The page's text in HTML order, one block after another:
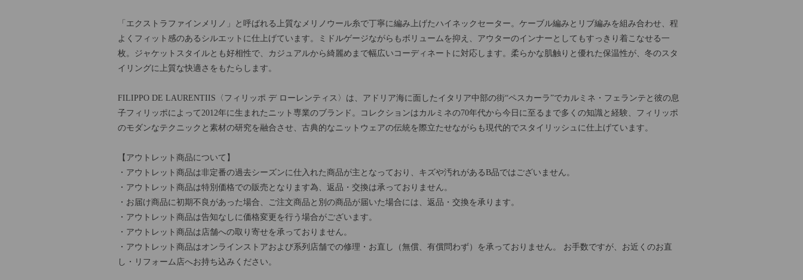
「エクストラファインメリノ」と呼ばれる上質なメリノウール糸で丁寧に編み上げたハイネックセーター。ケーブル編みとリブ編みを組み合わせ、程
よくフィット感のあるシルエットに仕上げています。ミドルゲージながらもボリュームを抑え、アウターのインナーとしてもすっきり着こなせる一
枚。ジャケットスタイルとも好相性で、カジュアルから綺麗めまで幅広いコーディネートに対応します。柔らかな肌触りと優れた保温性が、冬のスタ
イリングに上質な快適さをもたらします。
FILIPPO DE LAURENTIIS〈フィリッポ デ ローレンティス〉は、アドリア海に面したイタリア中部の街“ペスカーラ”でカルミネ・フェランテと彼の息
子フィリッポによって2012年に生まれたニット専業のブランド。コレクションはカルミネの70年代から今日に至るまで多くの知識と経験、フィリッポ
のモダンなテクニックと素材の研究を融合させ、古典的なニットウェアの伝統を際立たせながらも現代的でスタイリッシュに仕上げています。
【アウトレット商品について】
・アウトレット商品は非定番の過去シーズンに仕入れた商品が主となっており、キズや汚れがあるB品ではございません。
・アウトレット商品は特別価格での販売となります為、返品・交換は承っておりません。
・お届け商品に初期不良があった場合、ご注文商品と別の商品が届いた場合には、返品・交換を承ります。
・アウトレット商品は告知なしに価格変更を行う場合がございます。
・アウトレット商品は店舗への取り寄せを承っておりません。
・アウトレット商品はオンラインストアおよび系列店舗での修理・お直し（無償、有償問わず）を承っておりません。 お手数ですが、お近くのお直
し・リフォーム店へお持ち込みください。